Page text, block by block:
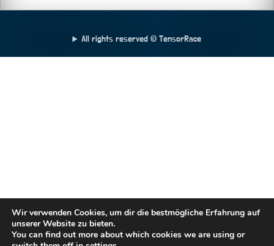
All rights reserved © TensorRace
Wir verwenden Cookies, um dir die bestmögliche Erfahrung auf
unserer Website zu bieten.
You can find out more about which cookies we are using or